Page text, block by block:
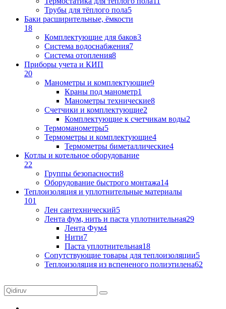
Трубы для тёплого пола5
Баки расширительные, ёмкости
18
Комплектующие для баков3
Система водоснабжения7
Система отопления8
Приборы учета и КИП
20
Манометры и комплектующие9
Краны под манометр1
Манометры технические8
Счетчики и комплектующие2
Комплектующие к счетчикам воды2
Термоманометры5
Термометры и комплектующие4
Термометры биметаллические4
Котлы и котельное оборудование
22
Группы безопасности8
Оборудование быстрого монтажа14
Теплоизоляция и уплотнительные материалы
101
Лен сантехнический5
Лента фум, нить и паста уплотнительная29
Лента Фум4
Нити7
Паста уплотнительная18
Сопутствующие товары для теплоизоляции5
Теплоизоляция из вспененого полиэтилена62